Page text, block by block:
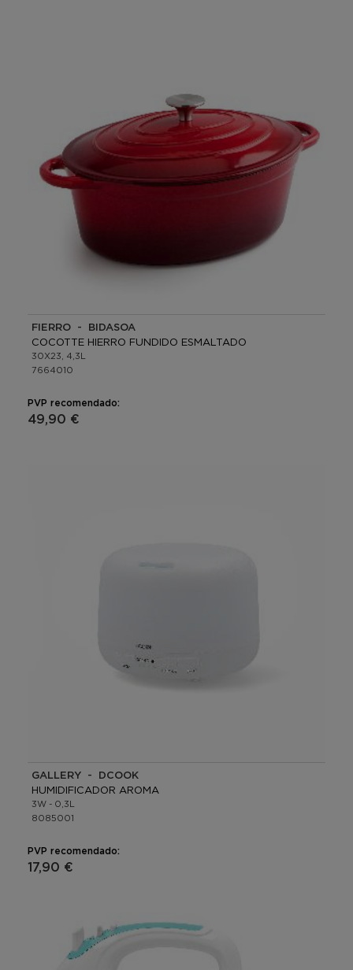
FIERRO - BIDASOA
COCOTTE HIERRO FUNDIDO ESMALTADO
30X23, 4,3L
7664010
PVP recomendado:
49,90 €
GALLERY - DCOOK
HUMIDIFICADOR AROMA
3W - 0,3L
8085001
PVP recomendado:
17,90 €